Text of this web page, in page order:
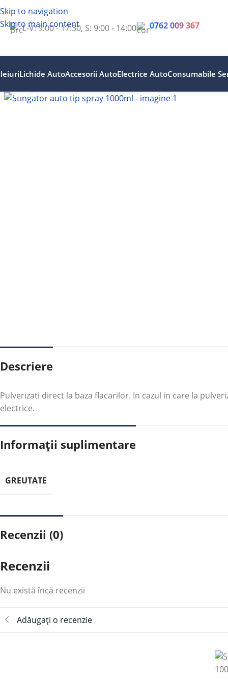
Skip to navigation
Skip to main content
L-V: 9:00 - 17:30, S: 9:00 - 14:00 0762 009 367
Lichide AutoAccesorii AutoElectrice AutoConsumabile
Descriere
Pulverizati direct la baza flacarilor. In cazul in care la
electrice.
Informații suplimentare
GREUTATE
Recenzii (0)
Recenzii
Nu există încă recenzii
Adăugați o recenzie